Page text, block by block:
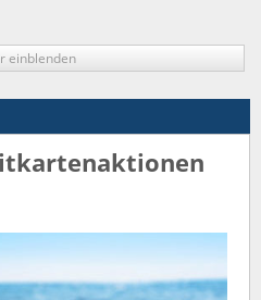
einblenden